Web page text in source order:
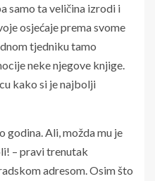
samo ta veličina izrodi i
osjećaje prema svome
tjedniku tamo
neke njegove knjige.
kako si je najbolji
Ali, možda mu je
– pravi trenutak
adresom. Osim što